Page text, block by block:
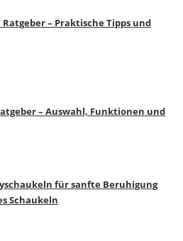
– Praktische Tipps und
– Auswahl, Funktionen und
für sanfte Beruhigung
Schaukeln